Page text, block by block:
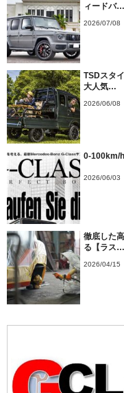
ィードバ…
2026/07/08
TSDスタ
大人気…
2026/06/08
0-100km/
2026/06/03
徹底した
る【ラス…
2026/04/15